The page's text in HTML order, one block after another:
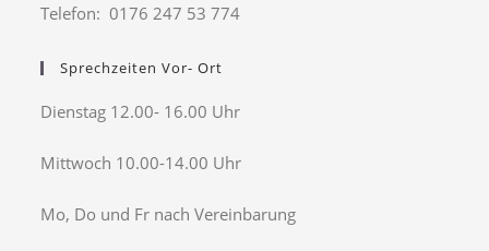
Telefon: 0176 247 53 774
Sprechzeiten Vor- Ort
Dienstag 12.00- 16.00 Uhr
Mittwoch 10.00-14.00 Uhr
Mo, Do und Fr nach Vereinbarung